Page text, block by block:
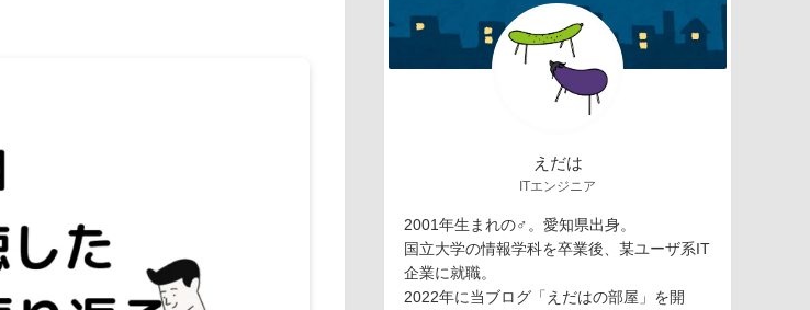
えだは
ITエンジニア
2001年生まれの♂。愛知県出身。
国立大学の情報学科を卒業後、某ユーザ系IT
企業に就職。
2022年に当ブログ「えだはの部屋」を開